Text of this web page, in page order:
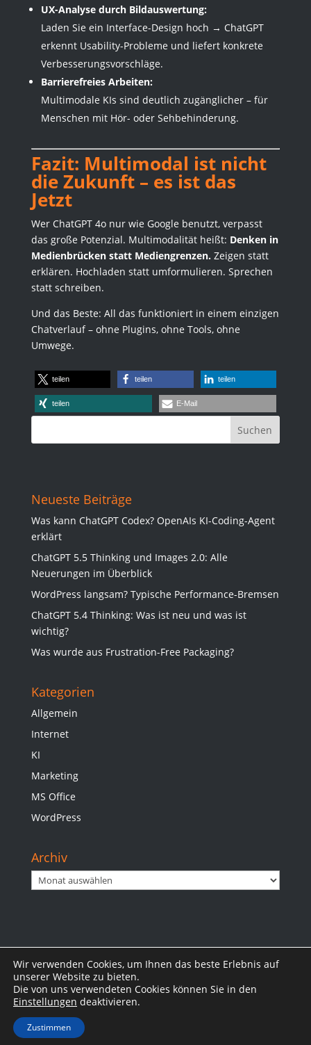
UX-Analyse durch Bildauswertung:
Laden Sie ein Interface-Design hoch → ChatGPT
erkennt Usability-Probleme und liefert konkrete
Verbesserungsvorschläge.
Barrierefreies Arbeiten:
Multimodale KIs sind deutlich zugänglicher – für
Menschen mit Hör- oder Sehbehinderung.
Fazit: Multimodal ist nicht
die Zukunft – es ist das
Jetzt
Wer ChatGPT 4o nur wie Google benutzt, verpasst
das große Potenzial. Multimodalität heißt: Denken in
Medienbrücken statt Mediengrenzen. Zeigen statt
erklären. Hochladen statt umformulieren. Sprechen
statt schreiben.
Und das Beste: All das funktioniert in einem einzigen
Chatverlauf – ohne Plugins, ohne Tools, ohne
Umwege.
teilen teilen teilen
teilen E-Mail
Neueste Beiträge
Was kann ChatGPT Codex? OpenAIs KI-Coding-Agent
erklärt
ChatGPT 5.5 Thinking und Images 2.0: Alle
Neuerungen im Überblick
WordPress langsam? Typische Performance-Bremsen
ChatGPT 5.4 Thinking: Was ist neu und was ist
wichtig?
Was wurde aus Frustration-Free Packaging?
Kategorien
Allgemein
Internet
KI
Marketing
MS Office
WordPress
Archiv
Archiv
Impressum Datenschutzerklärung
© 2025 Jan B. Otte | www.otte.bayern
Wir verwenden Cookies, um Ihnen das beste Erlebnis auf
unserer Website zu bieten.
Die von uns verwendeten Cookies können Sie in den
Einstellungen deaktivieren.
Zustimmen